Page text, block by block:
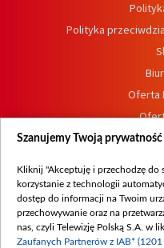
Polityka
Oferta
Procedura
Szanujemy Twoją prywatność
Kliknij "Akceptuję i przechodzę do
korzystanie z technologii
dostęp do informacji na Twoim
przechowywanie oraz na
nas, czyli Telewizję Polską S.A. w
Zaufanych Partnerów z IAB*